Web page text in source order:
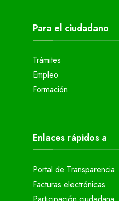
Para el ciudadano
Trámites
Empleo
Formación
Enlaces rápidos a
Portal de Transparencia
Facturas electrónicas